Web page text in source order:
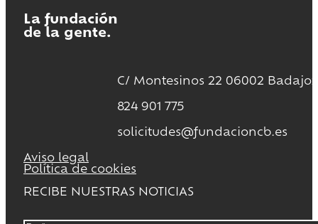
La fundación
de la gente.
C/ Montesinos 22 06002 Badajoz
824 901 775
solicitudes@fundacioncb.es
Aviso legal
Política de cookies
RECIBE NUESTRAS NOTICIAS